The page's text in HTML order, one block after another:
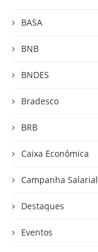
BASA
BNB
BNDES
Bradesco
BRB
Caixa Econômica
Campanha Salarial
Destaques
Eventos